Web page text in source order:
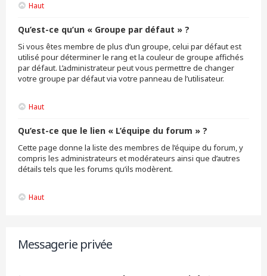
Haut
Qu’est-ce qu’un « Groupe par défaut » ?
Si vous êtes membre de plus d’un groupe, celui par défaut est
utilisé pour déterminer le rang et la couleur de groupe affichés
par défaut. L’administrateur peut vous permettre de changer
votre groupe par défaut via votre panneau de l’utilisateur.
Haut
Qu’est-ce que le lien « L’équipe du forum » ?
Cette page donne la liste des membres de l’équipe du forum, y
compris les administrateurs et modérateurs ainsi que d’autres
détails tels que les forums qu’ils modèrent.
Haut
Messagerie privée